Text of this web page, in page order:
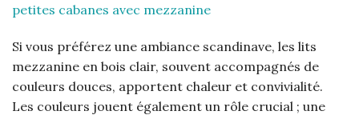
petites cabanes avec mezzanine
Si vous préférez une ambiance scandinave, les lits
mezzanine en bois clair, souvent accompagnés de
couleurs douces, apportent chaleur et convivialité.
Les couleurs jouent également un rôle crucial ; une